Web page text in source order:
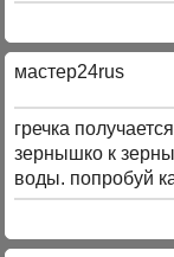
мастер24rus
гречка
зернышко к
воды. попробуй